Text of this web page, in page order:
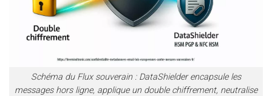
Schéma du Flux souverain : DataShielder encapsule les
messages hors ligne, applique un double chiffrement, neutralise